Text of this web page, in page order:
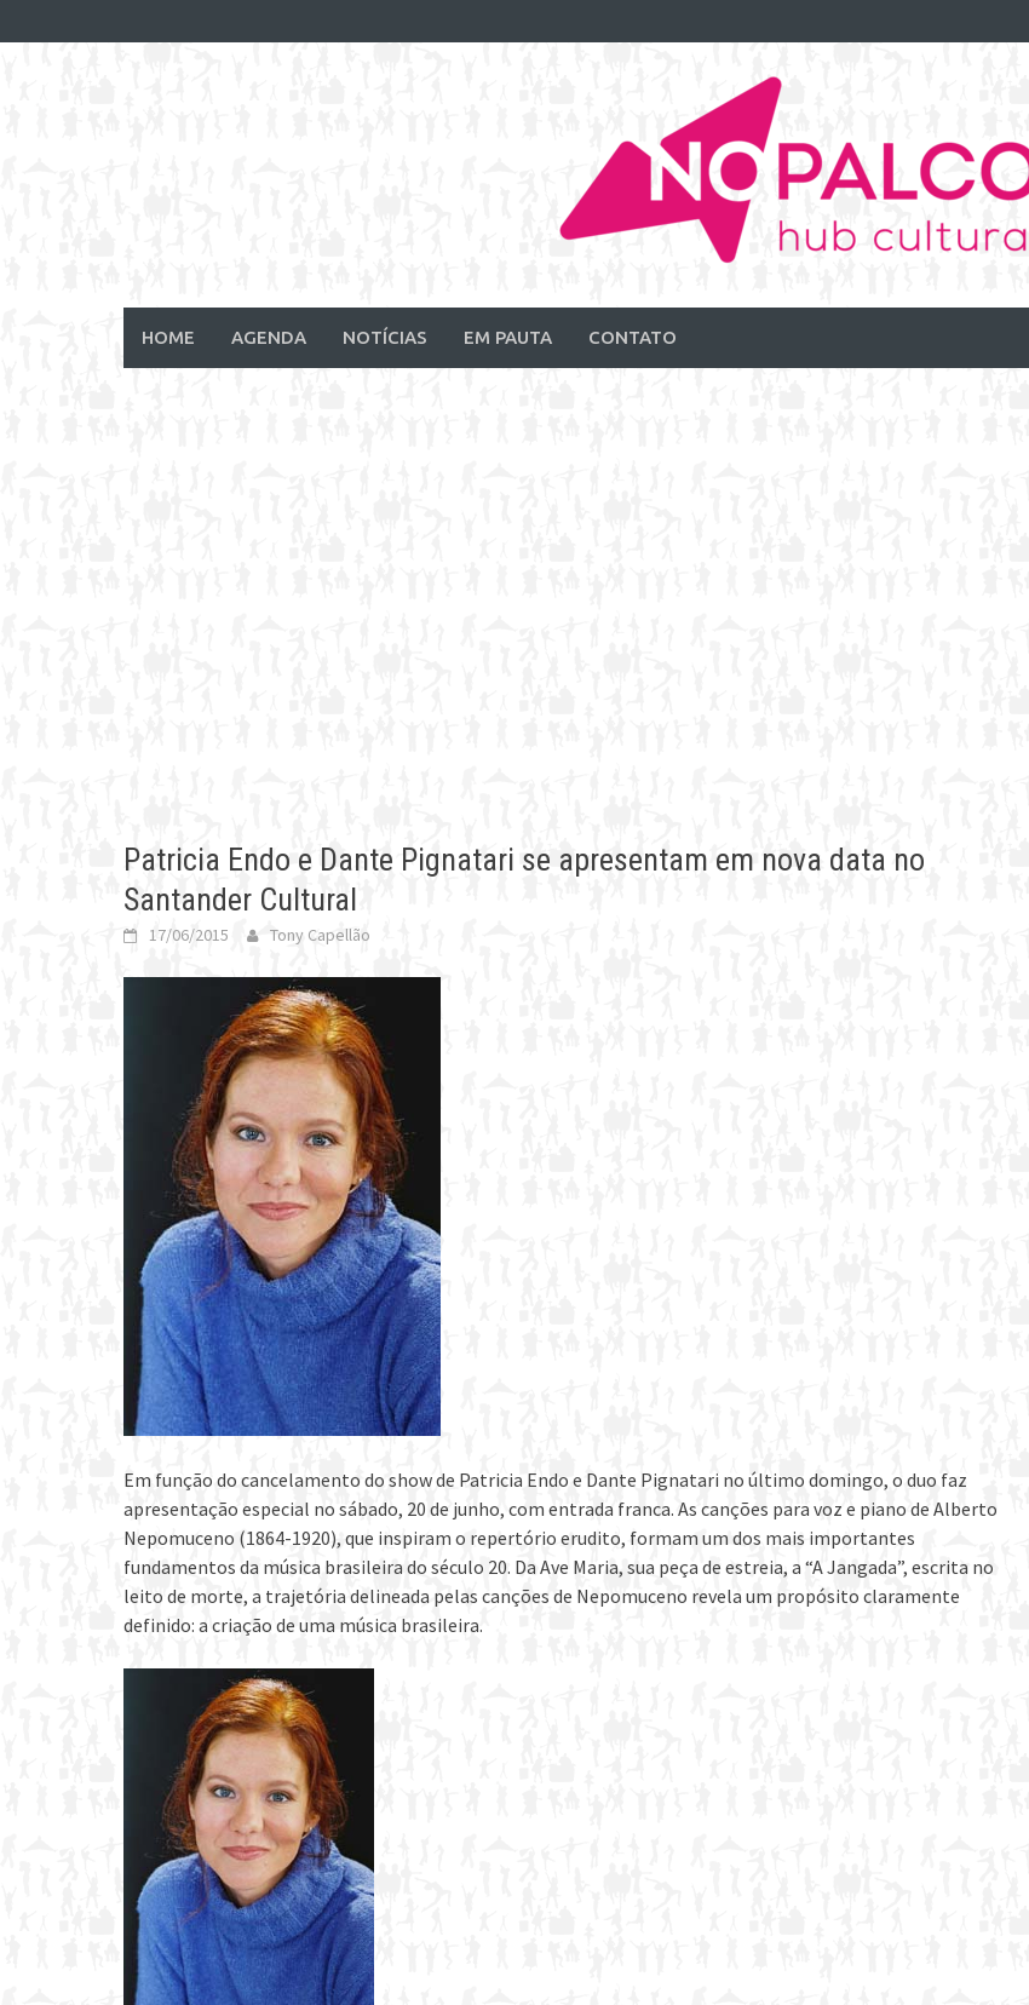
to
HOME AGENDA NOTÍCIAS EM PAUTA CONTATO
Patricia Endo e Dante Pignatari se apresentam em nova data no
Santander Cultural
17/06/2015 Tony Capellão
Em função do cancelamento do show de Patricia Endo e Dante Pignatari no último domingo, o duo faz
apresentação especial no sábado, 20 de junho, com entrada franca. As canções para voz e piano de Alberto
Nepomuceno (1864-1920), que inspiram o repertório erudito, formam um dos mais importantes
fundamentos da música brasileira do século 20. Da Ave Maria, sua peça de estreia, a “A Jangada”, escrita no
leito de morte, a trajetória delineada pelas canções de Nepomuceno revela um propósito claramente
definido: a criação de uma música brasileira.